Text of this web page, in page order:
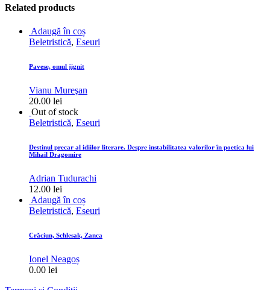
Related products
Adaugă în coș
Beletristică, Eseuri
Pavese, omul jignit
Vianu Mureşan
20.00 lei
Out of stock
Beletristică, Eseuri
Destinul precar al idiilor literare. Despre instabilitatea valorilor în poetica lui
Mihail Dragomire
Adrian Tudurachi
12.00 lei
Adaugă în coș
Beletristică, Eseuri
Crăciun, Schlesak, Zanca
Ionel Neagoș
0.00 lei